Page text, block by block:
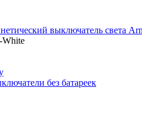
выключатель света
White
без батареек